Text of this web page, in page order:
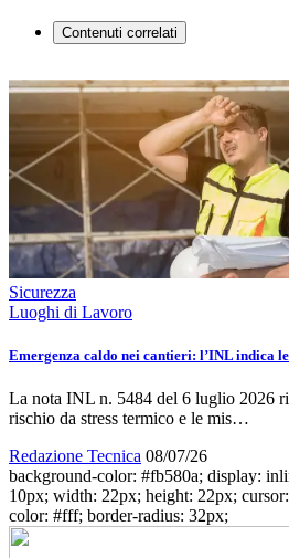
Contenuti correlati
Sicurezza
Luoghi di Lavoro
Emergenza caldo nei cantieri: l’INL indica
La nota INL n. 5484 del 6 luglio 2026
rischio da stress termico e le mis…
Redazione Tecnica 08/07/26
background-color: #fb580a; display:
10px; width: 22px; height: 22px;
color: #fff; border-radius: 32px;